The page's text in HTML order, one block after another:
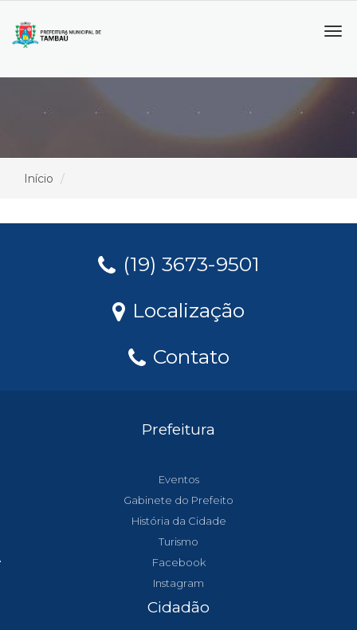
Início
(19) 3673-9501
Localização
Contato
Prefeitura
Eventos
Gabinete do Prefeito
História da Cidade
Turismo
Facebook
Instagram
Cidadão